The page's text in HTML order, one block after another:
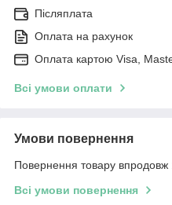
Післяплата
Оплата на рахунок
Оплата картою Visa,
Всі умови оплати
Умови повернення
Повернення товару впродовж
Всі умови повернення